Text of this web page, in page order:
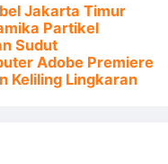
Jakarta Timur
Partikel
Sudut
Adobe Premiere
Keliling Lingkaran